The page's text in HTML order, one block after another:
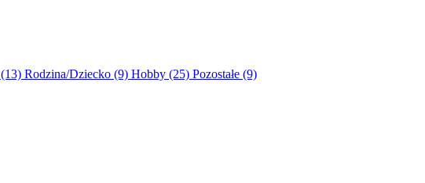
(13) Rodzina/Dziecko (9) Hobby (25) Pozostałe (9)